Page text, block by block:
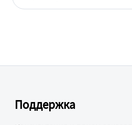
Поддержка